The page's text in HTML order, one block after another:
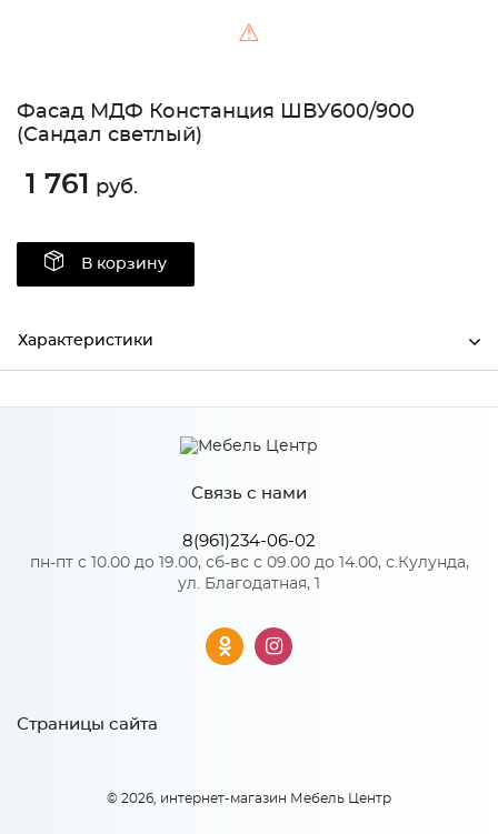
⚠
Фасад МДФ Констанция ШВУ600/900
(Сандал светлый)
1 761 руб.
В корзину
Характеристики
Производитель МиФ
Сандал светлый
Количество упаковок: 1
Связь с нами
8(961)234-06-02
пн-пт с 10.00 до 19.00, сб-вс с 09.00 до 14.00, с.Кулунда,
ул. Благодатная, 1
Страницы сайта
© 2026, интернет-магазин Мебель Центр